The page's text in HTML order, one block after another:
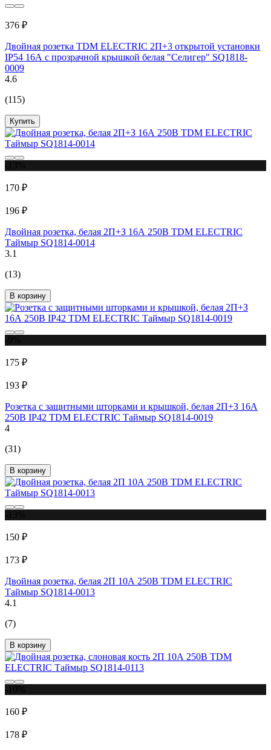
376 ₽
Двойная розетка TDM ELECTRIC 2П+3 открытой установки
IP54 16А с прозрачной крышкой белая "Селигер" SQ1818-
0009
4.6
(115)
Купить
170 ₽
196 ₽
Двойная розетка, белая 2П+З 16А 250В TDM ELECTRIC
Таймыр SQ1814-0014
3.1
(13)
В корзину
175 ₽
193 ₽
Розетка с защитными шторками и крышкой, белая 2П+З 16А
250В IP42 TDM ELECTRIC Таймыр SQ1814-0019
4
(31)
В корзину
150 ₽
173 ₽
Двойная розетка, белая 2П 10А 250В TDM ELECTRIC
Таймыр SQ1814-0013
4.1
(7)
В корзину
160 ₽
178 ₽